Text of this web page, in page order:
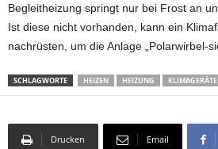
Begleitheizung springt nur bei Frost an
Ist diese nicht vorhanden, kann ein
nachrüsten, um die Anlage „Polarwirbel-
SCHLAGWORTE HEIZEN HEIZUNG KLIMAGERÄTE
Drucken Email